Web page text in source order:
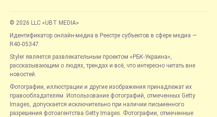
© 2026 LLC «UBT MEDIA»
Идентификатор онлайн-медиа в Реестре субъектов в сфере медиа —
R40-05347
Styler является развлекательным проектом «РБК-Украина»,
рассказывающим о людях, трендах и всё, что интересно читать вне
новостей.
Фотографии, иллюстрации и другие изображения принадлежат их
правообладателям. Использование фотографий, отмеченных Getty
Images, допускается исключительно при наличии письменного
разрешения фотоагентства Getty Images. Фотографии, отмеченные